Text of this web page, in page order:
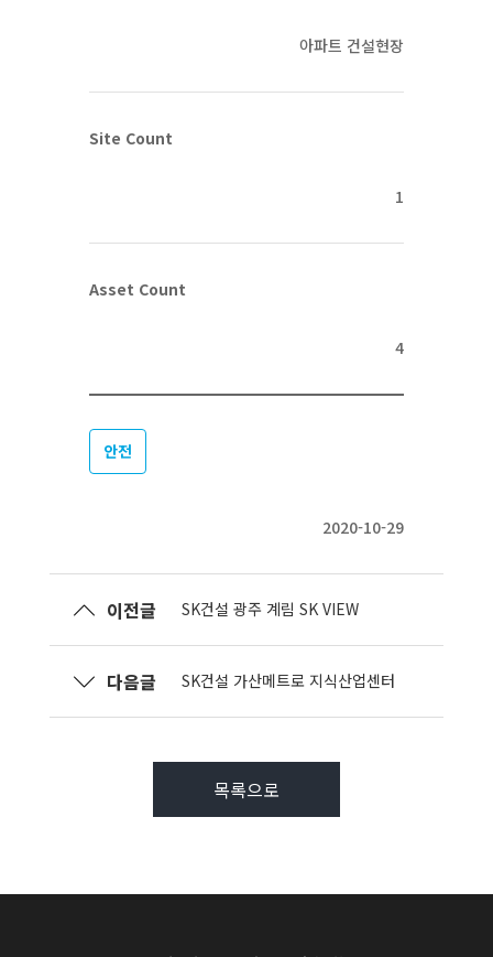
아파트 건설현장
Site Count
1
Asset Count
4
안전
2020-10-29
이전글 SK건설 광주 계림 SK VIEW
다음글 SK건설 가산메트로 지식산업센터
목록으로